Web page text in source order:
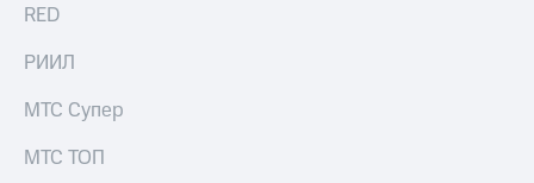
RED
РИИЛ
МТС Супер
МТС ТОП